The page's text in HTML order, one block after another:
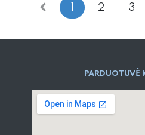
2 3
PARD​UOTUVĖ​